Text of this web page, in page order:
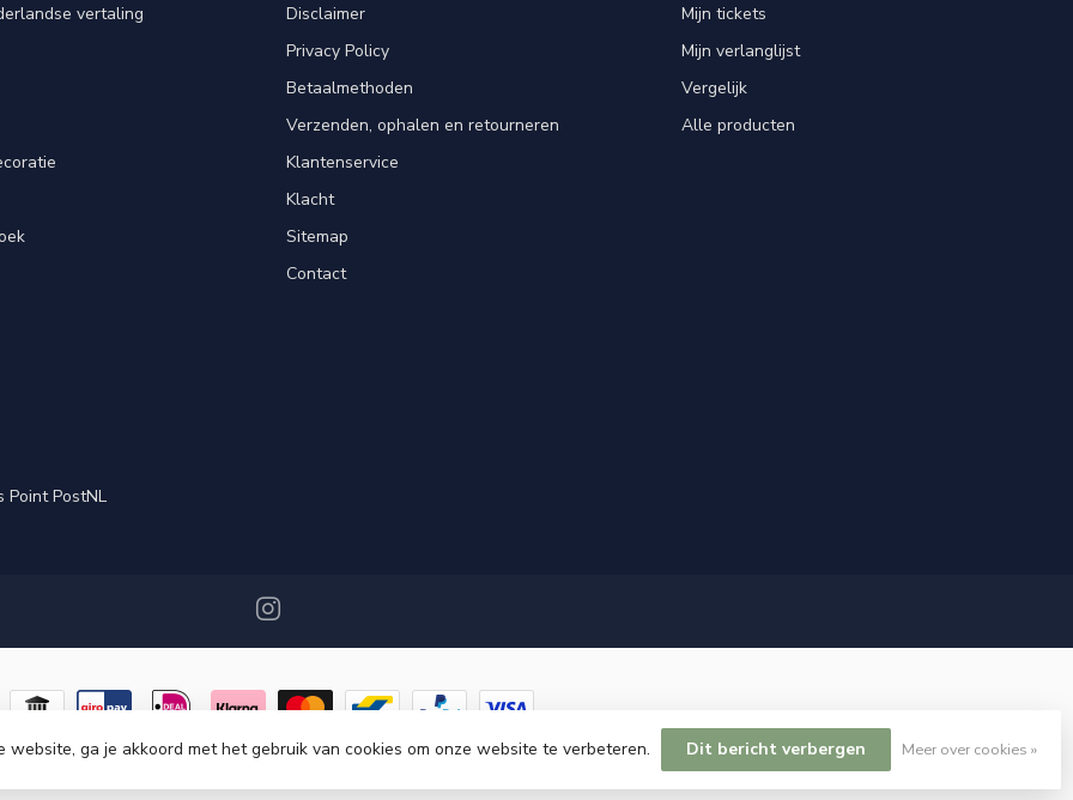
vertaling
Point PostNL
Disclaimer
Privacy Policy
Betaalmethoden
Verzenden, ophalen en retourneren
Klantenservice
Klacht
Sitemap
Contact
Mijn tickets
Mijn verlanglijst
Vergelijk
Alle producten
2026 Miracshop.nl- Powered byLightspeed-Lightspeed designbyDyvelopment
website, ga je akkoord met het gebruik van cookies om onze website te verbeteren. Dit bericht verbergen Meer over cookies »